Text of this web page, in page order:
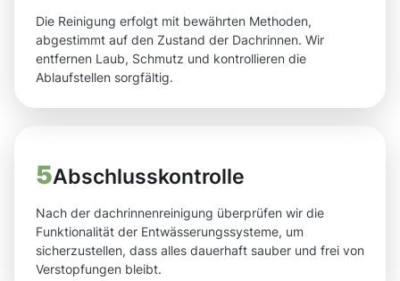
Die Reinigung erfolgt mit bewährten Methoden,
abgestimmt auf den Zustand der Dachrinnen. Wir
entfernen Laub, Schmutz und kontrollieren die
Ablaufstellen sorgfältig.
5Abschlusskontrolle
Nach der dachrinnenreinigung überprüfen wir die
Funktionalität der Entwässerungssysteme, um
sicherzustellen, dass alles dauerhaft sauber und frei von
Verstopfungen bleibt.